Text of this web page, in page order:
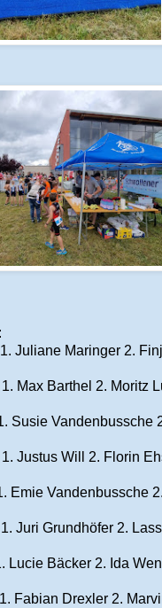
Juliane Maringer 2.
Max Barthel 2. Moritz
Susie Vandenbussche
Justus Will 2. Florin
Emie Vandenbussche
Juri Grundhöfer 2.
Lucie Bäcker 2. Ida
Fabian Drexler 2.